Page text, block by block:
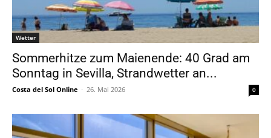
Wetter
Sommerhitze zum Maienende: 40 Grad am
Sonntag in Sevilla, Strandwetter an...
Costa del Sol Online - 26. Mai 2026 0